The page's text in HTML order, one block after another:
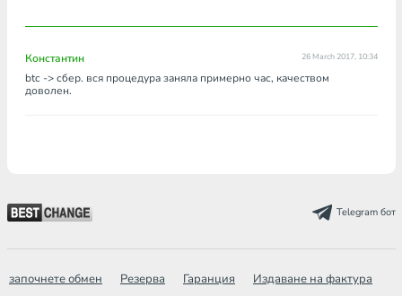
Константин 26 March 2017, 10:34
btc -> сбер. вся процедура заняла примерно час, качеством
доволен.
Telegram бот
започнете обмен Резерва Гаранция
Издаване на фактура